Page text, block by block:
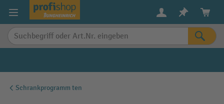
springen
Schrankprogramm ten